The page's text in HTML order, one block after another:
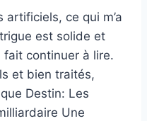
ce qui m’a
est solide et
fait continuer à lire.
et bien traités,
Destin: Les
Une